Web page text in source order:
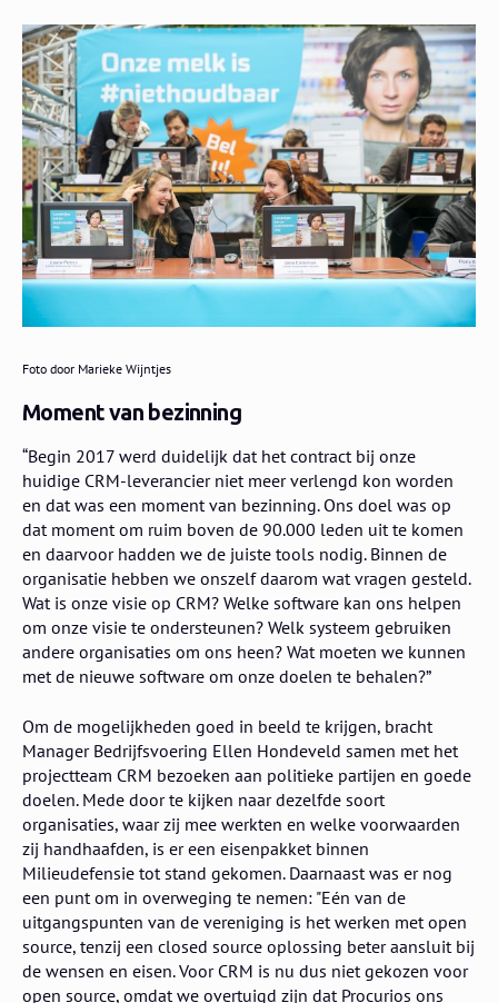
Foto door Marieke Wijntjes
Moment van bezinning
“Begin 2017 werd duidelijk dat het contract bij onze
huidige CRM-leverancier niet meer verlengd kon worden
en dat was een moment van bezinning. Ons doel was op
dat moment om ruim boven de 90.000 leden uit te komen
en daarvoor hadden we de juiste tools nodig. Binnen de
organisatie hebben we onszelf daarom wat vragen gesteld.
Wat is onze visie op CRM? Welke software kan ons helpen
om onze visie te ondersteunen? Welk systeem gebruiken
andere organisaties om ons heen? Wat moeten we kunnen
met de nieuwe software om onze doelen te behalen?”
Om de mogelijkheden goed in beeld te krijgen, bracht
Manager Bedrijfsvoering Ellen Hondeveld samen met het
projectteam CRM bezoeken aan politieke partijen en goede
doelen. Mede door te kijken naar dezelfde soort
organisaties, waar zij mee werkten en welke voorwaarden
zij handhaafden, is er een eisenpakket binnen
Milieudefensie tot stand gekomen. Daarnaast was er nog
een punt om in overweging te nemen: "Eén van de
uitgangspunten van de vereniging is het werken met open
source, tenzij een closed source oplossing beter aansluit bij
de wensen en eisen. Voor CRM is nu dus niet gekozen voor
open source, omdat we overtuigd zijn dat Procurios ons